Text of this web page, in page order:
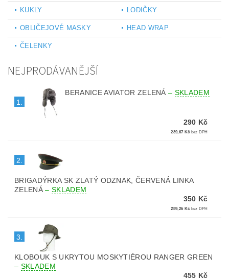
KUKLY LODIČKY
OBLIČEJOVÉ MASKY HEAD WRAP
ČELENKY
NEJPRODÁVANĚJŠÍ
1.
BERANICE AVIATOR ZELENÁ– SKLADEM
290 Kč
239,67 Kč bez DPH
2.
BRIGADÝRKA SK ZLATÝ ODZNAK, ČERVENÁ LINKA
ZELENÁ–SKLADEM
350 Kč
289,26 Kč bez DPH
3.
KLOBOUK S UKRYTOU MOSKYTIÉROU RANGER GREEN
– SKLADEM
455 Kč